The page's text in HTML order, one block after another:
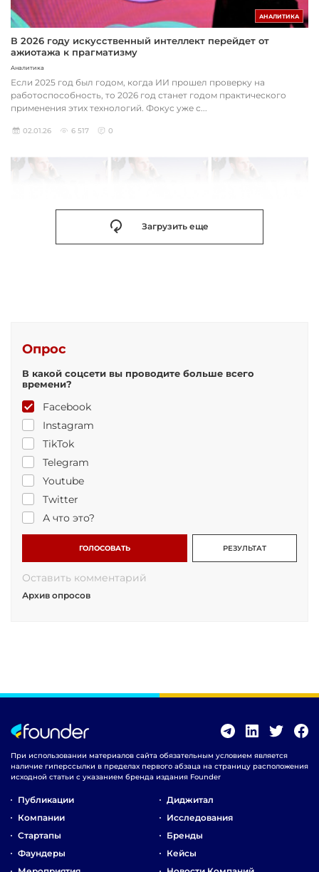
АНАЛИТИКА
В 2026 году искусственный интеллект перейдет от
ажиотажа к прагматизму
Аналитика
Если 2025 год был годом, когда ИИ прошел проверку на
работоспособность, то 2026 год станет годом практического
применения этих технологий. Фокус уже с...
02.01.26 6 517 0
Загрузить еще
Опрос
В какой соцсети вы проводите больше всего
времени?
Facebook
Instagram
TikTok
Telegram
Youtube
Twitter
А что это?
ГОЛОСОВАТЬ РЕЗУЛЬТАТ
Оставить комментарий
Архив опросов
При использовании материалов сайта обязательным условием является
наличие гиперссылки в пределах первого абзаца на страницу расположения
исходной статьи с указанием бренда издания Founder
Публикации
Компании
Стартапы
Фаундеры
Диджитал
Исследования
Бренды
Кейсы